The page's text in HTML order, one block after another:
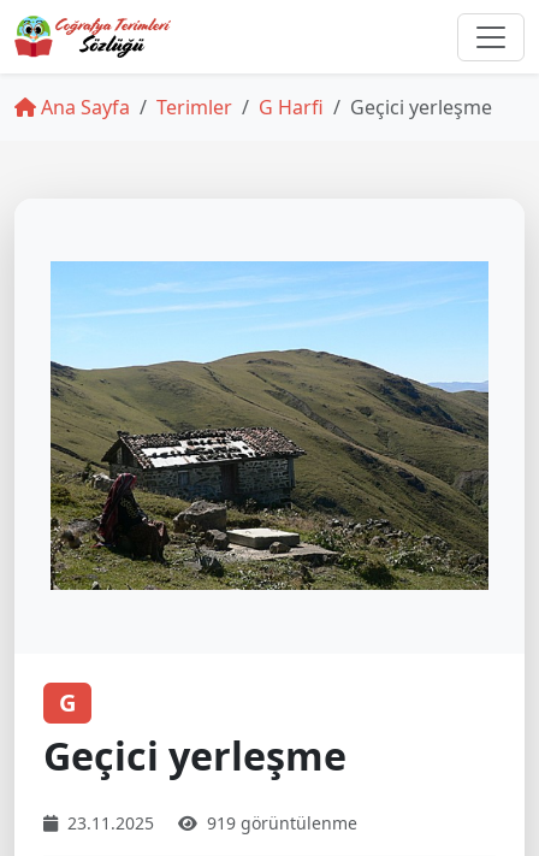
Ana Sayfa Terimler G Harfi Geçici yerleşme
G
Geçici yerleşme
23.11.2025 919 görüntülenme